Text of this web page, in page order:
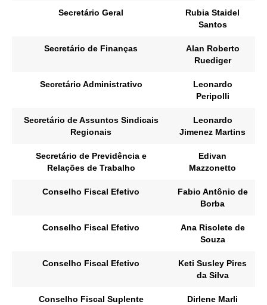
Secretário Geral
Rubia Staidel
Santos
Secretário de Finanças
Alan Roberto
Ruediger
Secretário Administrativo
Leonardo
Peripolli
Secretário de Assuntos Sindicais
Regionais
Leonardo
Jimenez Martins
Secretário de Previdência e
Relações de Trabalho
Edivan
Mazzonetto
Conselho Fiscal Efetivo
Fabio Antônio de
Borba
Conselho Fiscal Efetivo
Ana Risolete de
Souza
Conselho Fiscal Efetivo
Keti Susley Pires
da Silva
Conselho Fiscal Suplente
Dirlene Marli